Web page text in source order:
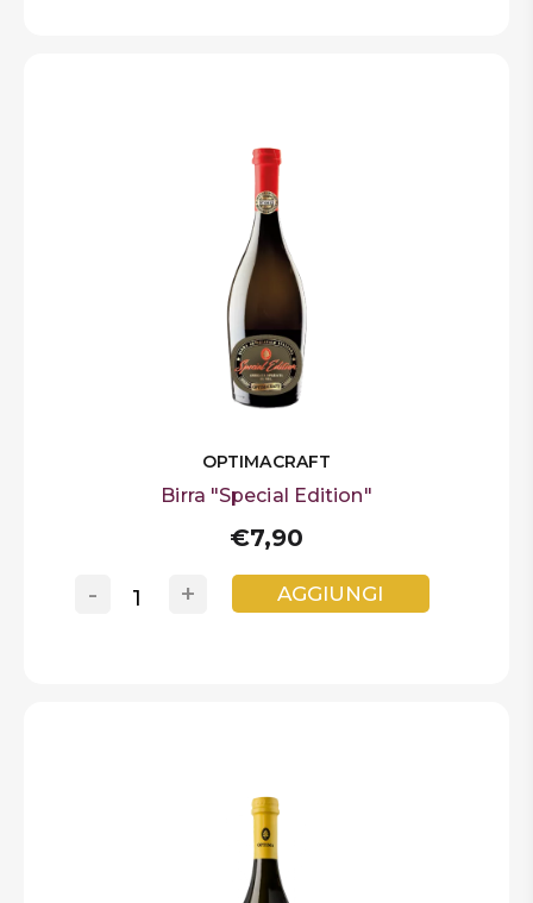
OPTIMACRAFT
Birra "Special Edition"
€7,90
+
- AGGIUNGI